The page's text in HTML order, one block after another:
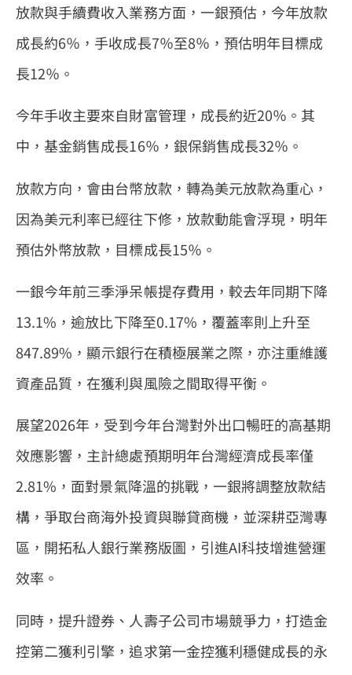
放款與手續費收入業務方面，一銀預估，今年放款
成長約6％，手收成長7％至8％，預估明年目標成
長12％。
今年手收主要來自財富管理，成長約近20％。其
中，基金銷售成長16％，銀保銷售成長32％。
放款方向，會由台幣放款，轉為美元放款為重心，
因為美元利率已經往下修，放款動能會浮現，明年
預估外幣放款，目標成長15％。
一銀今年前三季淨呆帳提存費用，較去年同期下降
13.1%，逾放比下降至0.17%，覆蓋率則上升至
847.89%，顯示銀行在積極展業之際，亦注重維護
資產品質，在獲利與風險之間取得平衡。
展望2026年，受到今年台灣對外出口暢旺的高基期
效應影響，主計總處預期明年台灣經濟成長率僅
2.81%，面對景氣降溫的挑戰，一銀將調整放款結
構，爭取台商海外投資與聯貸商機，並深耕亞灣專
區，開拓私人銀行業務版圖，引進AI科技增進營運
效率。
同時，提升證券、人壽子公司市場競爭力，打造金
控第二獲利引擎，追求第一金控獲利穩健成長的永